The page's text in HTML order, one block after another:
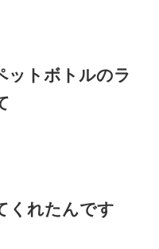
ットボトルのラ
くれたんです